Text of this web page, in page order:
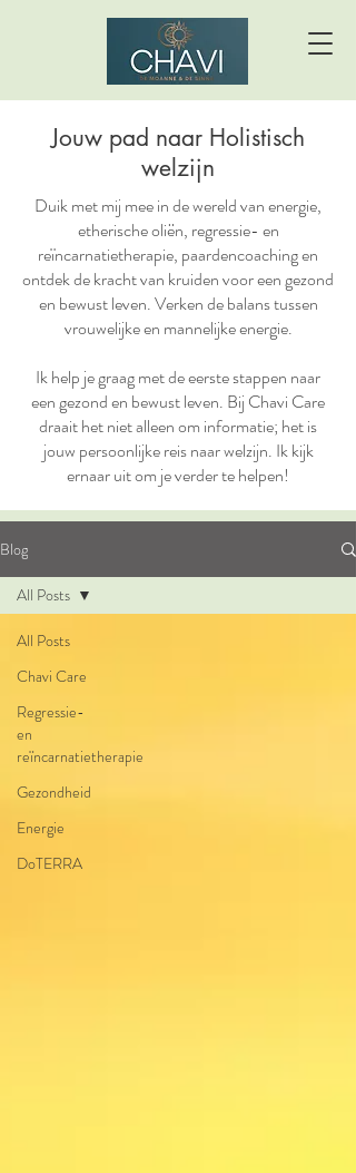
Jouw pad naar Holistisch
welzijn
Duik met mij mee in de wereld van energie,
etherische oliën, regressie- en
reïncarnatietherapie, paardencoaching en
ontdek de kracht van kruiden voor een gezond
en bewust leven. Verken de balans tussen
vrouwelijke en mannelijke energie.
Ik help je graag met de eerste stappen naar
een gezond en bewust leven. Bij Chavi Care
draait het niet alleen om informatie; het is
jouw persoonlijke reis naar welzijn. Ik kijk
ernaar uit om je verder te helpen!
Blog
All Posts
Chavi Care
Regressie-
en
reïncarnatietherapie
Gezondheid
Energie
DoTERRA
All Posts